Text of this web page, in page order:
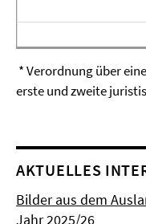
* Verordnung über
erste und zweite
AKTUELLES
Bilder aus dem
Jahr 2025/26